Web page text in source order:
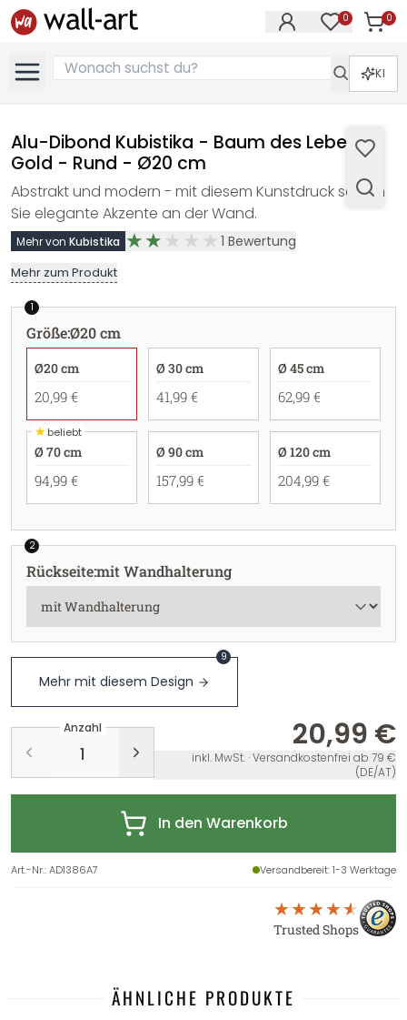
0 0
KI
Alu-Dibond Kubistika - Baum des Lebens -
Gold - Rund - Ø20 cm
Abstrakt und modern - mit diesem Kunstdruck setzen
Sie elegante Akzente an der Wand.
Mehr von Kubistika 1 Bewertung
Mehr zum Produkt
1
Größe:Ø20 cm
Ø20 cm
20,99 €
Ø 30 cm
41,99 €
Ø 45 cm
62,99 €
★beliebt
Ø 70 cm
94,99 €
Ø 90 cm
157,99 €
Ø 120 cm
204,99 €
2
Rückseite:mit Wandhalterung
Mehr mit diesem Design
9
Anzahl 20,99 €
inkl. MwSt. · Versandkostenfrei ab 79 €
(DE/AT)
In den Warenkorb
Art.-Nr.:AD1386A7 Versandbereit: 1-3 Werktage
Trusted Shops
ÄHNLICHE PRODUKTE